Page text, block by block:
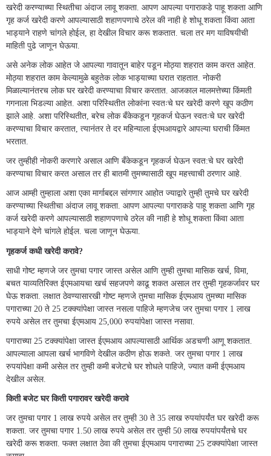
खरेदी करण्याच्या स्थितीचा अंदाज लावू शकता. आपण आपल्या पगाराकडे पाहू शकता आणि
गृह कर्ज खरेदी करणे आपल्यासाठी शहाणपणाचे ठरेल की नाही हे शोधू शकता किंवा आता
भाड्याने राहणे चांगले होईल, हा देखील विचार करू शकतात. चला तर मग याविषयीची
माहिती पुढे जाणून घेऊया.
असे अनेक लोक आहेत जे आपल्या गावातून बाहेर पडून मोठ्या शहरात काम करत आहेत.
मोठ्या शहरात काम केल्यामुळे बहुतेक लोक भाड्याच्या घरात राहतात. नोकरी
मिळाल्यानंतरच लोक घर खरेदी करण्याचा विचार करतात. आजकाल मालमत्तेच्या किंमती
गगनाला भिडल्या आहेत. अशा परिस्थितीत लोकांना स्वतःचे घर खरेदी करणे खूप कठीण
झाले आहे. अशा परिस्थितीत, बरेच लोक बँकेकडून गृहकर्ज घेऊन स्वतःचे घर खरेदी
करण्याचा विचार करतात, त्यानंतर ते दर महिन्याला ईएमआयद्वारे आपल्या घराची किंमत
भरतात.
जर तुम्हीही नोकरी करणारे असाल आणि बँकेकडून गृहकर्ज घेऊन स्वत:चे घर खरेदी
करण्याचा विचार करत असाल तर ही बातमी तुमच्यासाठी खूप महत्त्वाची ठरणार आहे.
आज आम्ही तुम्हाला अशा एका मार्गाबद्दल सांगणार आहोत ज्याद्वारे तुम्ही तुमचे घर खरेदी
करण्याच्या स्थितीचा अंदाज लावू शकता. आपण आपल्या पगाराकडे पाहू शकता आणि गृह
कर्ज खरेदी करणे आपल्यासाठी शहाणपणाचे ठरेल की नाही हे शोधू शकता किंवा आता
भाड्याने देणे चांगले होईल. चला जाणून घेऊया.
गृहकर्ज कधी खरेदी करावे?
साधी गोष्ट म्हणजे जर तुमचा पगार जास्त असेल आणि तुम्ही तुमचा मासिक खर्च, विमा,
बचत याव्यतिरिक्त ईएमआयचा खर्च सहजपणे काढू शकत असाल तर तुम्ही गृहकर्जावर घर
घेऊ शकता. लक्षात ठेवण्यासारखी गोष्ट म्हणजे तुमचा मासिक ईएमआय तुमच्या मासिक
पगाराच्या 20 ते 25 टक्क्यांपेक्षा जास्त नसला पाहिजे म्हणजेच जर तुमचा पगार 1 लाख
रुपये असेल तर तुमचा ईएमआय 25,000 रुपयांपेक्षा जास्त नसावा.
पगाराच्या 25 टक्क्यांपेक्षा जास्त ईएमआय आपल्यासाठी आर्थिक अडचणी आणू शकतात.
आपल्याला आपला खर्च भागविणे देखील कठीण होऊ शकते. जर तुमचा पगार 1 लाख
रुपयांपेक्षा कमी असेल तर तुम्ही कमी बजेटचे घर शोधले पाहिजे, ज्यात कमी ईएमआय
देखील असेल.
किती बजेट घर किती पगारावर खरेदी करावे
जर तुमचा पगार 1 लाख रुपये असेल तर तुम्ही 30 ते 35 लाख रुपयांपर्यंत घर खरेदी करू
शकता. जर तुमचा पगार 1.50 लाख रुपये असेल तर तुम्ही 50 लाख रुपयांपर्यंतचे घर
खरेदी करू शकता. फक्त लक्षात ठेवा की तुमचा ईएमआय पगाराच्या 25 टक्क्यांपेक्षा जास्त